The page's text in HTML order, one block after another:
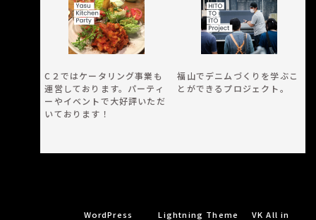
RELATED CONTENT
C２ではケータリング事業も
運営しております。パーティ
ーやイベントで大好評いただ
いております！
福山でデニムづくりを学ぶこ
とができるプロジェクト。
WordPress withLightning Theme VK All in